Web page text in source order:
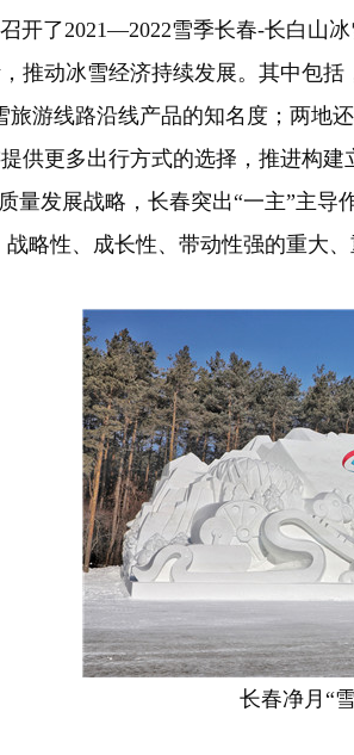
了2021—2022雪季长春-长白山冰
推动冰雪经济持续发展。其中包
旅游线路沿线产品的知名度；两地
供更多出行方式的选择，推进构建
发展战略，长春突出“一主”主导
略性、成长性、带动性强的重大
长春净月“